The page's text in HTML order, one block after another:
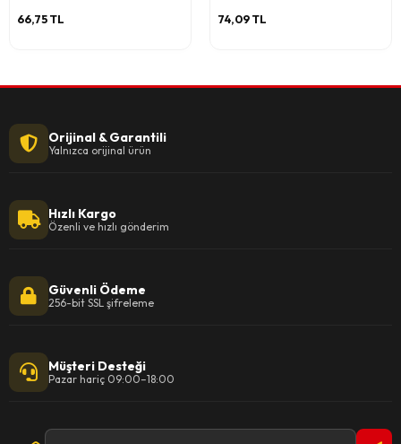
66,75 TL
74,09 TL
Orijinal & Garantili
Yalnızca orijinal ürün
Hızlı Kargo
Özenli ve hızlı gönderim
Güvenli Ödeme
256-bit SSL şifreleme
Müşteri Desteği
Pazar hariç 09:00–18:00